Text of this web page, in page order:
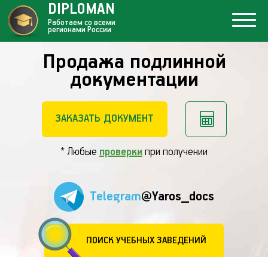
Продажа подлинной
документации
ЗАКАЗАТЬ ДОКУМЕНТ
* Любые проверки при получении
Telegram@Yaros_docs
ПОИСК УЧЕБНЫХ ЗАВЕДЕНИЙ
DIPLOMAN
Работаем со всеми
регионами России